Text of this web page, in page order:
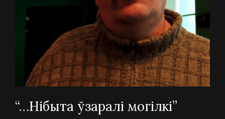
“…Нібыта ўзаралі могілкі”